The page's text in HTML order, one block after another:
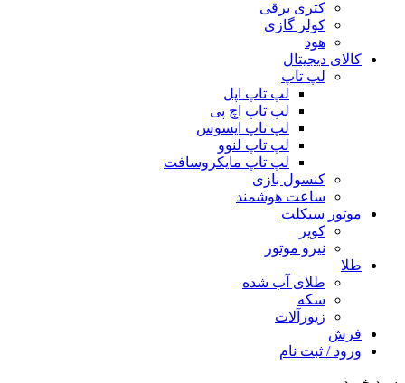
کتری برقی
کولر گازی
هود
کالای دیجیتال
لپ تاپ
لپ تاپ اپل
لپ تاپ اچ پی
لپ تاپ ایسوس
لپ تاپ لنوو
لپ تاپ مایکروسافت
کنسول بازی
ساعت هوشمند
موتور سیکلت
کویر
نیرو موتور
طلا
طلای آب شده
سکه
زیورآلات
فرش
ورود / ثبت نام